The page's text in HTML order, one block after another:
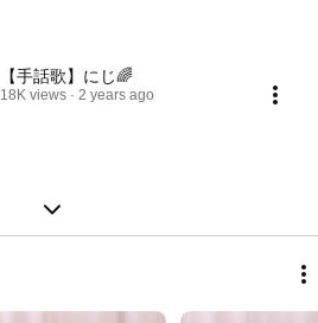
【手話歌】にじ🌈
18K views 2 years ago